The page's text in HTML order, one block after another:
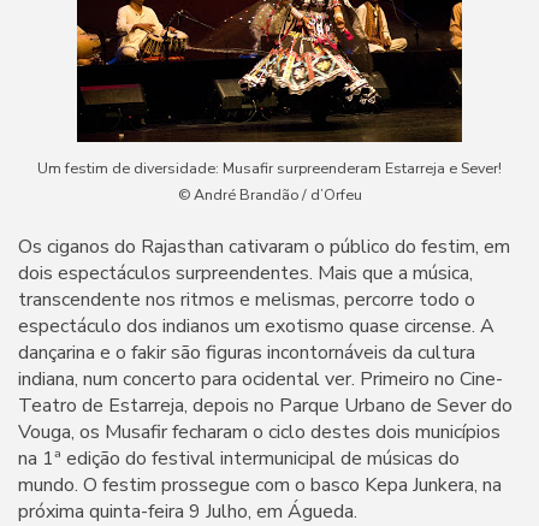
Um festim de diversidade: Musafir surpreenderam Estarreja e Sever!
© André Brandão / d’Orfeu
Os ciganos do Rajasthan cativaram o público do festim, em
dois espectáculos surpreendentes. Mais que a música,
transcendente nos ritmos e melismas, percorre todo o
espectáculo dos indianos um exotismo quase circense. A
dançarina e o fakir são figuras incontornáveis da cultura
indiana, num concerto para ocidental ver. Primeiro no Cine-
Teatro de Estarreja, depois no Parque Urbano de Sever do
Vouga, os Musafir fecharam o ciclo destes dois municípios
na 1ª edição do festival intermunicipal de músicas do
mundo. O festim prossegue com o basco Kepa Junkera, na
próxima quinta-feira 9 Julho, em Águeda.